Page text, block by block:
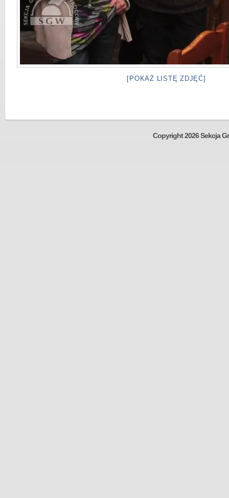
[POKAŻ LISTĘ ZDJĘĆ]
Copyright 2026 Sekcja